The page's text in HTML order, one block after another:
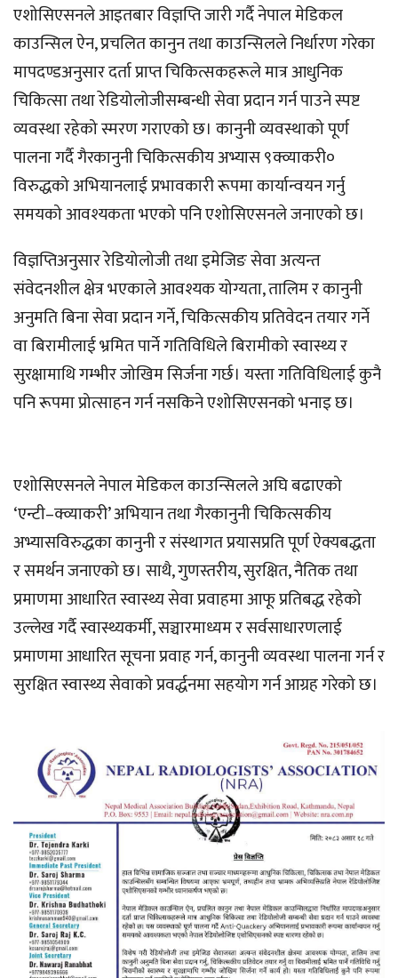
एशोसिएसनले आइतबार विज्ञप्ति जारी गर्दै नेपाल मेडिकल
काउन्सिल ऐन, प्रचलित कानुन तथा काउन्सिलले निर्धारण गरेका
मापदण्डअनुसार दर्ता प्राप्त चिकित्सकहरूले मात्र आधुनिक
चिकित्सा तथा रेडियोलोजीसम्बन्धी सेवा प्रदान गर्न पाउने स्पष्ट
व्यवस्था रहेको स्मरण गराएको छ। कानुनी व्यवस्थाको पूर्ण
पालना गर्दै गैरकानुनी चिकित्सकीय अभ्यास ९क्व्याकरी०
विरुद्धको अभियानलाई प्रभावकारी रूपमा कार्यान्वयन गर्नु
समयको आवश्यकता भएको पनि एशोसिएसनले जनाएको छ।
विज्ञप्तिअनुसार रेडियोलोजी तथा इमेजिङ सेवा अत्यन्त
संवेदनशील क्षेत्र भएकाले आवश्यक योग्यता, तालिम र कानुनी
अनुमति बिना सेवा प्रदान गर्ने, चिकित्सकीय प्रतिवेदन तयार गर्ने
वा बिरामीलाई भ्रमित पार्ने गतिविधिले बिरामीको स्वास्थ्य र
सुरक्षामाथि गम्भीर जोखिम सिर्जना गर्छ। यस्ता गतिविधिलाई कुनै
पनि रूपमा प्रोत्साहन गर्न नसकिने एशोसिएसनको भनाइ छ।
एशोसिएसनले नेपाल मेडिकल काउन्सिलले अघि बढाएको
‘एन्टी–क्व्याकरी’ अभियान तथा गैरकानुनी चिकित्सकीय
अभ्यासविरुद्धका कानुनी र संस्थागत प्रयासप्रति पूर्ण ऐक्यबद्धता
र समर्थन जनाएको छ। साथै, गुणस्तरीय, सुरक्षित, नैतिक तथा
प्रमाणमा आधारित स्वास्थ्य सेवा प्रवाहमा आफू प्रतिबद्ध रहेको
उल्लेख गर्दै स्वास्थ्यकर्मी, सञ्चारमाध्यम र सर्वसाधारणलाई
प्रमाणमा आधारित सूचना प्रवाह गर्न, कानुनी व्यवस्था पालना गर्न र
सुरक्षित स्वास्थ्य सेवाको प्रवर्द्धनमा सहयोग गर्न आग्रह गरेको छ।